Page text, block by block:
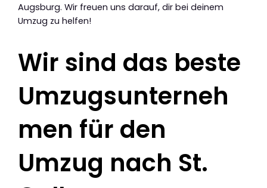
Augsburg. Wir freuen uns darauf, dir bei deinem
Umzug zu helfen!
Wir sind das beste
Umzugsunterneh
men für den
Umzug nach St.